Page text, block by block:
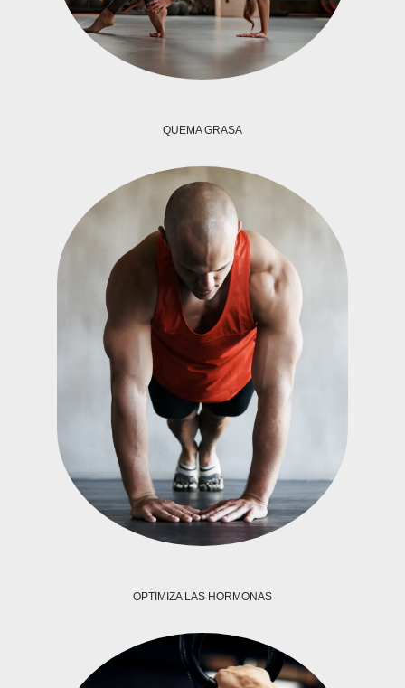
QUEMA GRASA
OPTIMIZA LAS HORMONAS